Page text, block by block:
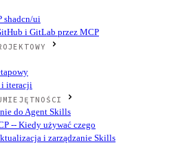
shadcn/ui
i GitLab przez MCP
i iteracji
do Agent Skills
-- Kiedy używać czego
i zarządzanie Skills